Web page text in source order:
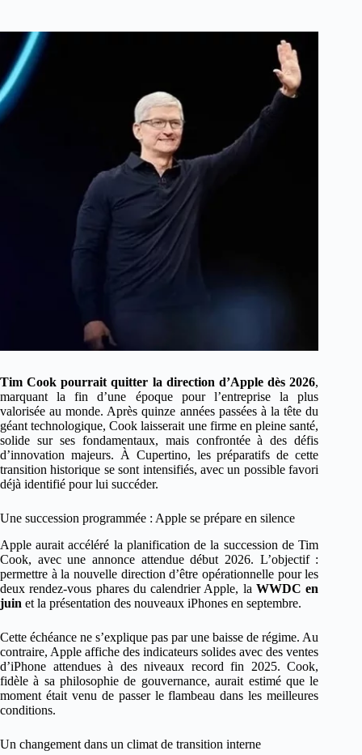
Tim Cook pourrait quitter la direction d’Apple dès 2026,
marquant la fin d’une époque pour l’entreprise la plus
valorisée au monde. Après quinze années passées à la tête du
géant technologique, Cook laisserait une firme en pleine santé,
solide sur ses fondamentaux, mais confrontée à des défis
d’innovation majeurs. À Cupertino, les préparatifs de cette
transition historique se sont intensifiés, avec un possible favori
déjà identifié pour lui succéder.
Une succession programmée : Apple se prépare en silence
Apple aurait accéléré la planification de la succession de Tim
Cook, avec une annonce attendue début 2026. L’objectif :
permettre à la nouvelle direction d’être opérationnelle pour les
deux rendez-vous phares du calendrier Apple, la WWDC en
juin et la présentation des nouveaux iPhones en septembre.
Cette échéance ne s’explique pas par une baisse de régime. Au
contraire, Apple affiche des indicateurs solides avec des ventes
d’iPhone attendues à des niveaux record fin 2025. Cook,
fidèle à sa philosophie de gouvernance, aurait estimé que le
moment était venu de passer le flambeau dans les meilleures
conditions.
Un changement dans un climat de transition interne